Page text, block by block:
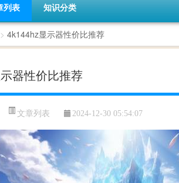
列表 知识分类
> 4k144hz显示器性价比推荐
器性价比推荐
文章列表 2024-12-30 05:54:07